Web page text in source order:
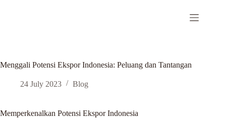
Menggali Potensi Ekspor Indonesia: Peluang dan Tantangan
24 July 2023 Blog
Memperkenalkan Potensi Ekspor Indonesia